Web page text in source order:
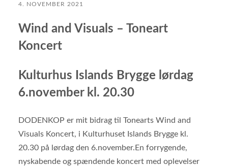
4. NOVEMBER 2021
Wind and Visuals – Toneart
Koncert
Kulturhus Islands Brygge lørdag
6.november kl. 20.30
DODENKOP er mit bidrag til Tonearts Wind and
Visuals Koncert, i Kulturhuset Islands Brygge kl.
20.30 på lørdag den 6.november.En forrygende,
nyskabende og spændende koncert med oplevelser